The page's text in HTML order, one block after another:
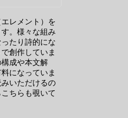
レメント）を
。様々な組み
たり詩的にな
創作していま
成や本文解
になっていま
いただけるの
ちらも覗いて